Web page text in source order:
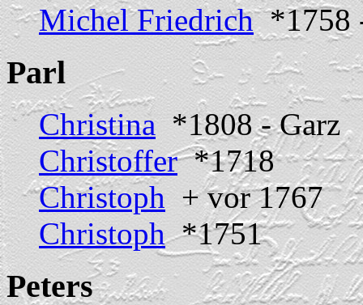
Michel Friedrich*1758
Parl
Christina*1808 - Garz
Christoffer*1718
Christoph+ vor 1767
Christoph*1751
Peters